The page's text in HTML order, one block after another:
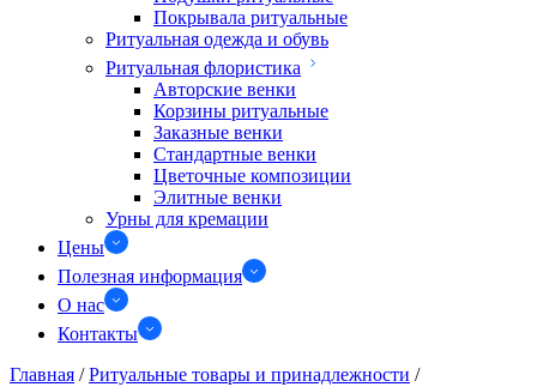
Покрывала ритуальные
Ритуальная одежда и обувь
Ритуальная флористика
Авторские венки
Корзины ритуальные
Заказные венки
Стандартные венки
Цветочные композиции
Элитные венки
Урны для кремации
Цены
Полезная информация
О нас
Контакты
Главная / Ритуальные товары и принадлежности /